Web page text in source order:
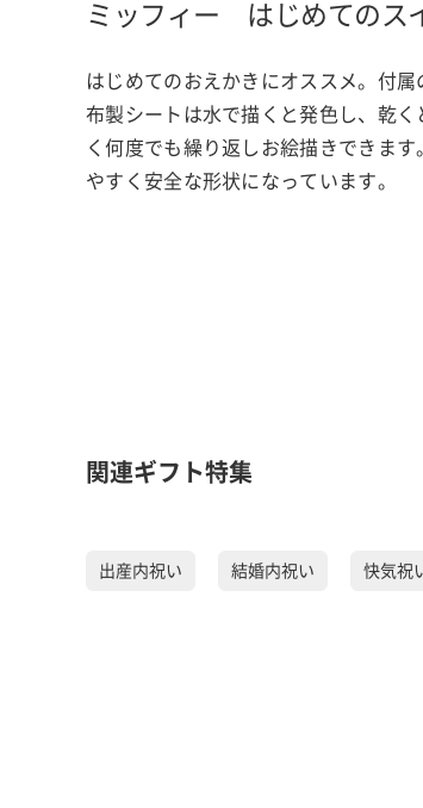
ミッフィー はじめてのス
はじめてのおえかきにオススメ。付
布製シートは水で描くと発色し、乾
く何度でも繰り返しお絵描きできま
やすく安全な形状になっています。
関連ギフト特集
出産内祝い 結婚内祝い 快気祝